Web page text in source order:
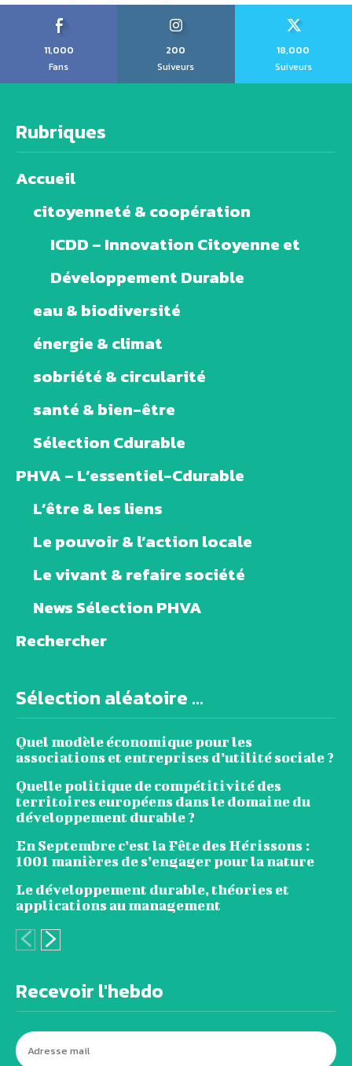
11,000
Fans
200
Suiveurs
18,000
Suiveurs
Rubriques
Accueil
citoyenneté & coopération
ICDD – Innovation Citoyenne et
Développement Durable
eau & biodiversité
énergie & climat
sobriété & circularité
santé & bien-être
Sélection Cdurable
PHVA – L’essentiel-Cdurable
L’être & les liens
Le pouvoir & l’action locale
Le vivant & refaire société
News Sélection PHVA
Rechercher
Sélection aléatoire ...
Quel modèle économique pour les
associations et entreprises d’utilité sociale ?
Quelle politique de compétitivité des
territoires européens dans le domaine du
développement durable ?
En Septembre c’est la Fête des Hérissons :
1001 manières de s’engager pour la nature
Le développement durable, théories et
applications au management
Recevoir l'hebdo